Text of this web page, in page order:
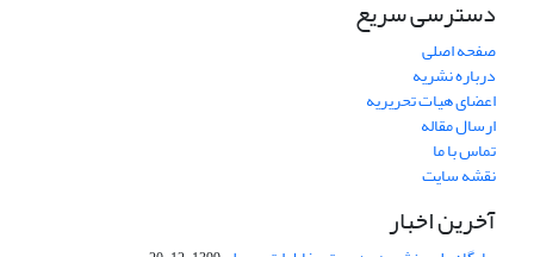
دسترسی سریع
صفحه اصلی
درباره نشریه
اعضای هیات تحریریه
ارسال مقاله
تماس با ما
نقشه سایت
آخرین اخبار